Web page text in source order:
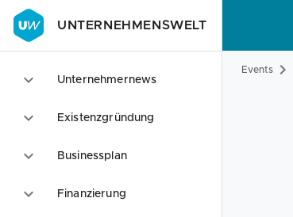
UNTERNEHMENSWELT
Unternehmernews
Existenzgründung
Businessplan
Finanzierung
Events